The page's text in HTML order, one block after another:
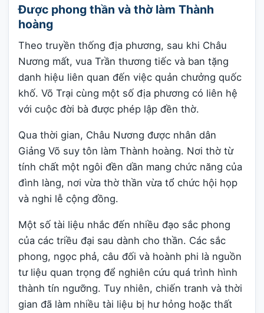
Được phong thần và thờ làm Thành
hoàng
Theo truyền thống địa phương, sau khi Châu
Nương mất, vua Trần thương tiếc và ban tặng
danh hiệu liên quan đến việc quản chưởng quốc
khố. Võ Trại cùng một số địa phương có liên hệ
với cuộc đời bà được phép lập đền thờ.
Qua thời gian, Châu Nương được nhân dân
Giảng Võ suy tôn làm Thành hoàng. Nơi thờ từ
tính chất một ngôi đền dần mang chức năng của
đình làng, nơi vừa thờ thần vừa tổ chức hội họp
và nghi lễ cộng đồng.
Một số tài liệu nhắc đến nhiều đạo sắc phong
của các triều đại sau dành cho thần. Các sắc
phong, ngọc phả, câu đối và hoành phi là nguồn
tư liệu quan trọng để nghiên cứu quá trình hình
thành tín ngưỡng. Tuy nhiên, chiến tranh và thời
gian đã làm nhiều tài liệu bị hư hỏng hoặc thất